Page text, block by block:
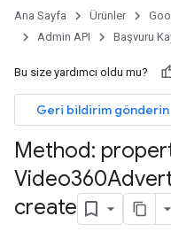
Ana Sayfa Ürünler
Admin API
Başvuru
Bu size yardımcı oldu mu?
Geri bildirim gönderin
Method:
create